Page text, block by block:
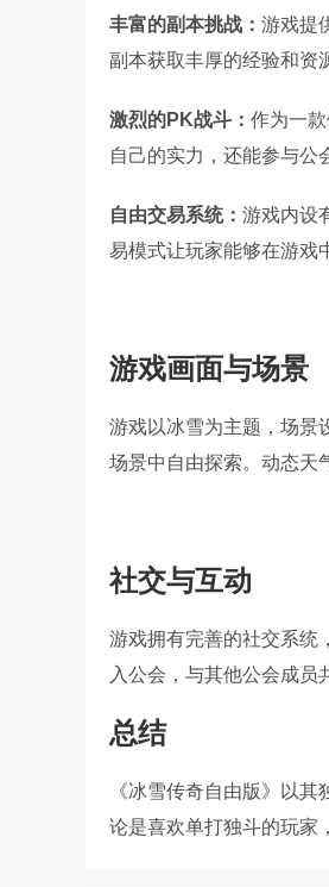
丰富的副本挑战： 游戏提
副本获取丰厚的经验和资
激烈的PK战斗： 作为一
自己的实力，还能参与公
自由交易系统： 游戏内设
易模式让玩家能够在游戏
游戏画面与场景
游戏以冰雪为主题，场景
场景中自由探索。动态天
社交与互动
游戏拥有完善的社交系统
入公会，与其他公会成员
总结
《冰雪传奇自由版》以
论是喜欢单打独斗的玩家